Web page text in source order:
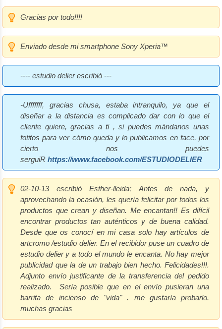
Gracias por todo!!!!
Enviado desde mi smartphone Sony Xperia™
---- estudio delier escribió ---
-Ufffffff, gracias chusa, estaba intranquilo, ya que el
diseñar a la distancia es complicado dar con lo que el
cliente quiere, gracias a ti , si puedes mándanos unas
fotitos para ver cómo queda y lo publicamos en face, por
cierto nos puedes
serguiR https://www.facebook.com/ESTUDIODELIER
02-10-13 escribió Esther-lleida;Antes de nada, y
aprovechando la ocasión, les quería felicitar por todos los
productos que crean y diseñan. Me encantan!! Es difícil
encontrar productos tan auténticos y de buena calidad.
Desde que os conocí en mi casa solo hay artículos de
artcromo /estudio delier. En el recibidor puse un cuadro de
estudio delier y a todo el mundo le encanta. No hay mejor
publicidad que la de un trabajo bien hecho. Felicidades!!!.
Adjunto envío justificante de la transferencia del pedido
realizado. Sería posible que en el envío pusieran una
barrita de incienso de "vida" . me gustaría probarlo.
muchas gracias